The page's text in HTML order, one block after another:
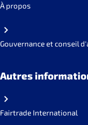
À propos
Gouvernance et conseil
Autres
Fairtrade International